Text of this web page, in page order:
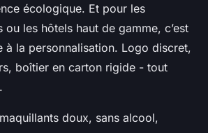
écologique. Et pour les
ou les hôtels haut de gamme, c’est
à la personnalisation. Logo discret,
boîtier en carton rigide - tout
doux, sans alcool,